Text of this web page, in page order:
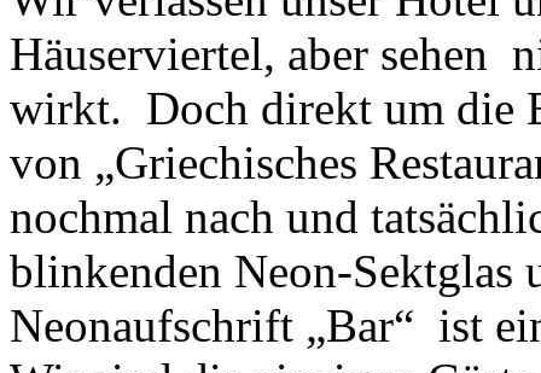
Häuserviertel, aber sehen
wirkt. Doch direkt um die
von „Griechisches
nochmal nach und
blinkenden Neon-Sektglas
Neonaufschrift „Bar“ ist